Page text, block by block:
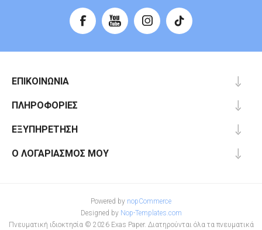
ΕΠΙΚΟΙΝΩΝΊΑ
ΠΛΗΡΟΦΟΡΊΕΣ
ΕΞΥΠΗΡΈΤΗΣΗ
Ο ΛΟΓΑΡΙΑΣΜΌΣ ΜΟΥ
Powered by nopCommerce
Designed by Nop-Templates.com
Πνευματική ιδιοκτησία © 2026 Exas Paper. Διατηρούνται όλα τα πνευματικά